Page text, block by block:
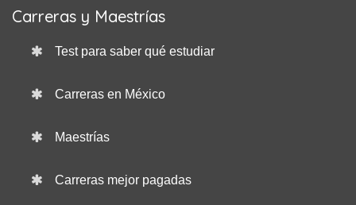
Carreras y Maestrías
Test para saber qué estudiar
Carreras en México
Maestrías
Carreras mejor pagadas